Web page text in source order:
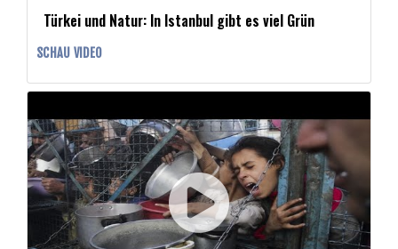
Türkei und Natur: In Istanbul gibt es viel Grün
SCHAU VIDEO